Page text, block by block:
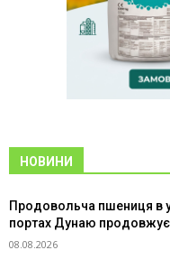
НОВИНИ
Продовольча пшениця в
портах Дунаю
08.08.2026